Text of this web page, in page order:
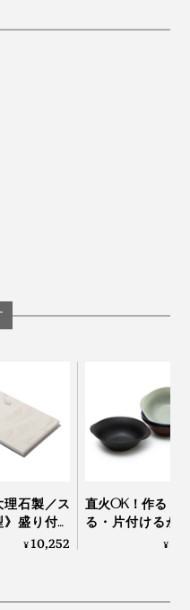
や傾いていますが、味わ
うれしいです。
。
ッと過ごすのが好きなん
時間にかたわらに置いて
わって、眺めているだけ
ます」
理石製／ス
盛り付け
て、会話が
¥10,252
直火OK！作る・
る・片付けるが
つで完結する「
¥